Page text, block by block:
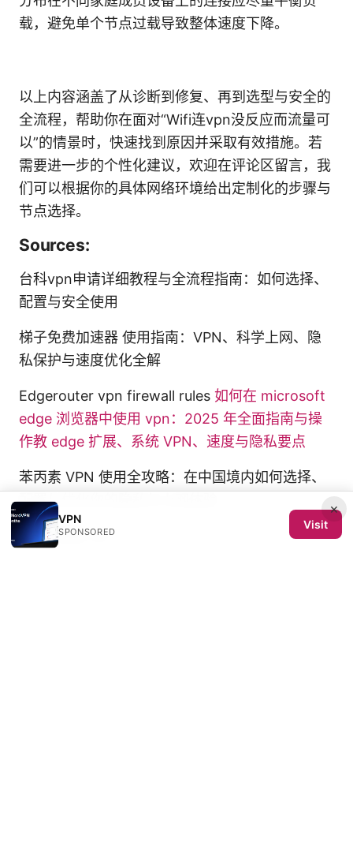
载，避免单个节点过载导致整体速度下降。
以上内容涵盖了从诊断到修复、再到选型与安全的
全流程，帮助你在面对“Wifi连vpn没反应而流量可
以”的情景时，快速找到原因并采取有效措施。若
需要进一步的个性化建议，欢迎在评论区留言，我
们可以根据你的具体网络环境给出定制化的步骤与
节点选择。
Sources:
台科vpn申请详细教程与全流程指南：如何选择、
配置与安全使用
梯子免费加速器 使用指南：VPN、科学上网、隐
私保护与速度优化全解
Edgerouter vpn firewall rules 如何在 microsoft
edge 浏览器中使用 vpn：2025 年全面指南与操
作教 edge 扩展、系统 VPN、速度与隐私要点
苯丙素 VPN 使用全攻略：在中国境内如何选择、
配置与优化你的隐私与上网体验
一 键 部署 vpn
×
VPN
SPONSORED
Visit